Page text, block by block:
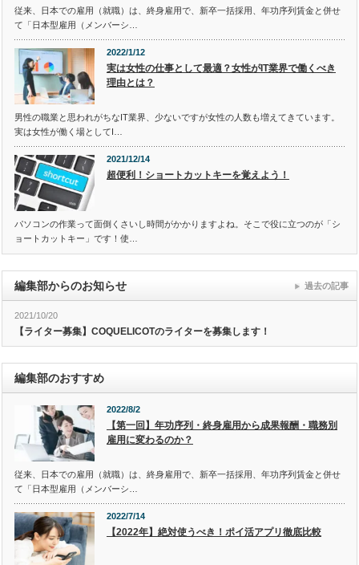
従来、日本での雇用（就職）は、終身雇用で、新卒一括採用、年功序列賃金と併せ
て「日本型雇用（メンバーシ…
2022/1/12
実は女性の仕事として最適？女性がIT業界で働くべき
理由とは？
男性の職業と思われがちなIT業界、少ないですが女性の人数も増えてきています。
実は女性が働く場としてI…
2021/12/14
超便利！ショートカットキーを覚えよう！
パソコンの作業って面倒くさいし時間がかかりますよね。そこで役に立つのが「シ
ョートカットキー」です！使…
編集部からのお知らせ
2021/10/20
【ライター募集】COQUELICOTのライターを募集します！
過去の記事
編集部のおすすめ
2022/8/2
【第一回】年功序列・終身雇用から成果報酬・職務別
雇用に変わるのか？
従来、日本での雇用（就職）は、終身雇用で、新卒一括採用、年功序列賃金と併せ
て「日本型雇用（メンバーシ…
2022/7/14
【2022年】絶対使うべき！ポイ活アプリ徹底比較